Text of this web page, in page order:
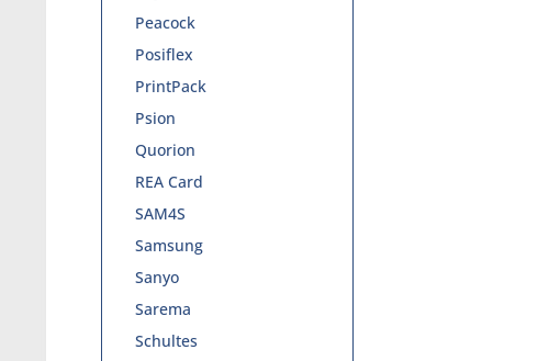
Peacock
Posiflex
PrintPack
Psion
Quorion
REA Card
SAM4S
Samsung
Sanyo
Sarema
Schultes